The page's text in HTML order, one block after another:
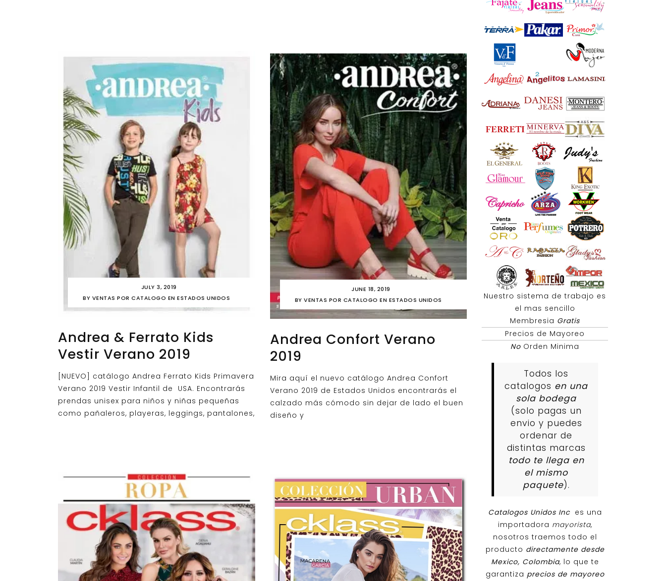
JULY 3, 2019
BY VENTAS POR CATALOGO EN ESTADOS UNIDOS
Andrea & Ferrato Kids
Vestir Verano 2019
[NUEVO] catálogo Andrea Ferrato Kids Primavera
Verano 2019 Vestir Infantil de USA. Encontrarás
prendas unisex para niños y niñas pequeñas
como pañaleros, playeras, leggings, pantalones,
JUNE 18, 2019
BYVENTAS POR CATALOGO EN ESTADOS UNIDOS
Andrea Confort Verano
2019
Mira aquí el nuevo catálogo Andrea Confort
Verano 2019 de Estados Unidos encontrarás el
calzado más cómodo sin dejar de lado el buen
diseño y
Nuestro sistema de trabajo es
el mas sencillo
Membresia Gratis
Precios de Mayoreo
No Orden Minima
Todos los
catalogos en una
sola bodega
(solo pagas un
envio y puedes
ordenar de
distintas marcas
todo te llega en
el mismo
paquete).
Catalogos Unidos Inc es una
importadora mayorista,
nosotros traemos todo el
producto directamente desde
Mexico, Colombia, lo que te
garantiza precios de mayoreo